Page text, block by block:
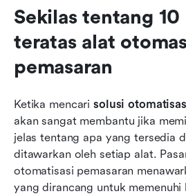
Sekilas tentang
teratas alat
pemasaran
Ketika mencari solusi
akan sangat membantu jika
jelas tentang apa yang tersedia
ditawarkan oleh setiap alat.
otomatisasi pemasaran
yang dirancang untuk memenuhi